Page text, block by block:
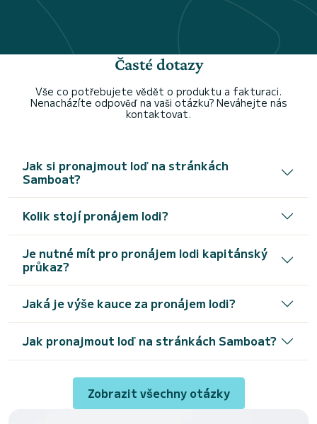
Časté dotazy
Vše co potřebujete vědět o produktu a fakturaci.
Nenacházíte odpověď na vaši otázku? Neváhejte nás
kontaktovat.
Jak si pronajmout loď na stránkách
Samboat?
Kolik stojí pronájem lodi?
Je nutné mít pro pronájem lodi kapitánský
průkaz?
Jaká je výše kauce za pronájem lodi?
Jak pronajmout loď na stránkách Samboat?
Zobrazit všechny otázky